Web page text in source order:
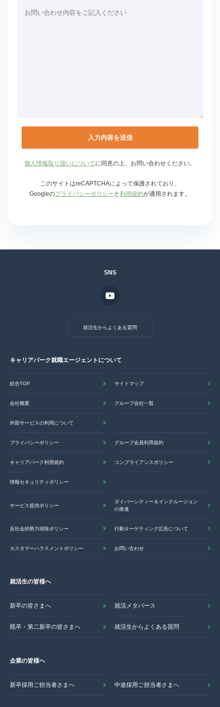
個人情報取り扱いについてに同意の上、お問い合わせください。
このサイトはreCAPTCHAによって保護されており、
Googleのプライバシーポリシー と 利用規約が適用されます。
SNS
就活生からよくある質問
キャリアパーク就職エージェントについて
総合TOP サイトマップ
会社概要 グループ会社一覧
外部サービスの利用について
プライバシーポリシー グループ会員利用規約
キャリアパーク利用規約 コンプライアンスポリシー
情報セキュリティポリシー
サービス提供ポリシー
ダイバーシティー＆インクルージョン
の推進
反社会的勢力排除ポリシー 行動ターゲティング広告について
カスタマーハラスメントポリシー お問い合わせ
就活生の皆様へ
新卒の皆さまへ 就活メタバース
既卒・第二新卒の皆さまへ 就活生からよくある質問
企業の皆様へ
新卒採用ご担当者さまへ 中途採用ご担当者さまへ